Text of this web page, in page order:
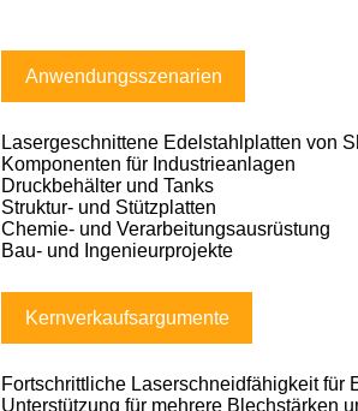
Anwendungsszenarien
Lasergeschnittene Edelstahlplatten von
Komponenten für Industrieanlagen
Druckbehälter und Tanks
Struktur- und Stützplatten
Chemie- und Verarbeitungsausrüstung
Bau- und Ingenieurprojekte
Kernverkaufsargumente
Fortschrittliche Laserschneidfähigkeit für
Unterstützung für mehrere Blechstärken